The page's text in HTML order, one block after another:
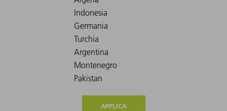
APPLICA